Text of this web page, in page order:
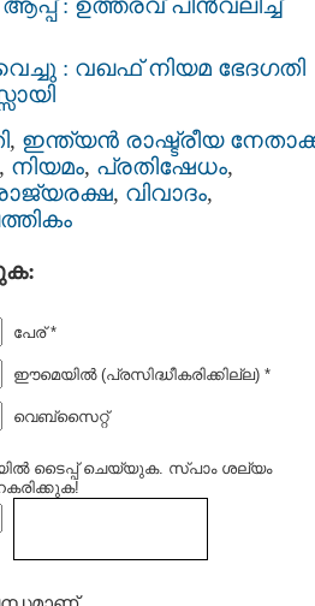
: ഉത്തരവ് പിൻവലിച്ച്
: വഖഫ് നിയമ ഭേദഗതി
, ഇന്ത്യന്‍ രാഷ്ട്രീയ
, നിയമം, പ്രതിഷേധം,
, വിവാദം,
പേര് *
ഈമെയില്‍ (പ്രസിദ്ധീകരിക്കില്ല) *
വെബ്സൈറ്റ്
ടൈപ്പ്‌ ചെയ്യുക. സ്പാം ശല്യം